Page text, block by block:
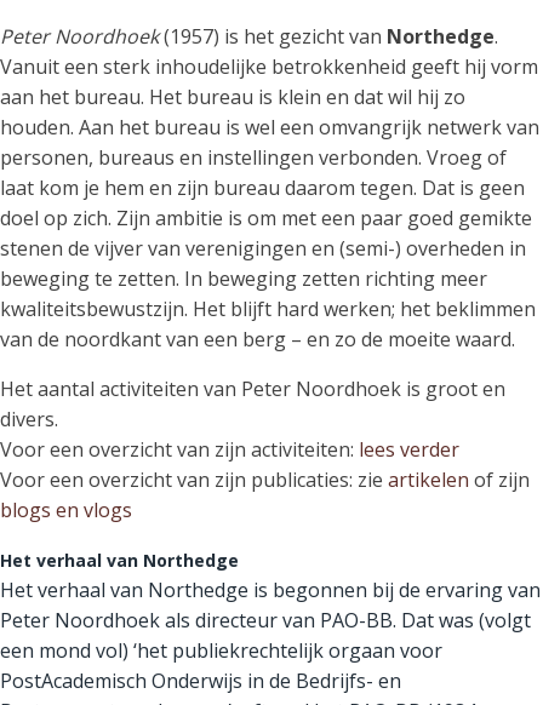
Peter Noordhoek(1957) is het gezicht van Northedge.
Vanuit een sterk inhoudelijke betrokkenheid geeft hij vorm
aan het bureau. Het bureau is klein en dat wil hij zo
houden. Aan het bureau is wel een omvangrijk netwerk van
personen, bureaus en instellingen verbonden. Vroeg of
laat kom je hem en zijn bureau daarom tegen. Dat is geen
doel op zich. Zijn ambitie is om met een paar goed gemikte
stenen de vijver van verenigingen en (semi-) overheden in
beweging te zetten. In beweging zetten richting meer
kwaliteitsbewustzijn. Het blijft hard werken; het beklimmen
van de noordkant van een berg – en zo de moeite waard.
Het aantal activiteiten van Peter Noordhoek is groot en
divers.
Voor een overzicht van zijn activiteiten: lees verder
Voor een overzicht van zijn publicaties: zie artikelen of zijn
blogs en vlogs
Het verhaal van Northedge
Het verhaal van Northedge is begonnen bij de ervaring van
Peter Noordhoek als directeur van PAO-BB. Dat was (volgt
een mond vol) ‘het publiekrechtelijk orgaan voor
PostAcademisch Onderwijs in de Bedrijfs- en